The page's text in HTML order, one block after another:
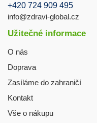
+420 724 909 495
info@zdravi-global.cz
Užitečné informace
O nás
Doprava
Zasíláme do zahraničí
Kontakt
Vše o nákupu